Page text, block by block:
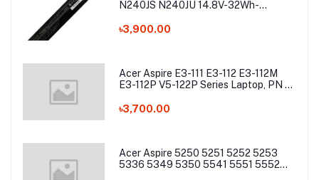
N240JS N240JU 14.8V-32Wh-
৳3,900.00
Acer Aspire E3-111 E3-112 E3-112M
E3-112P V5-122P Series Laptop, PN -
৳3,700.00
Acer Aspire 5250 5251 5252 5253
5336 5349 5350 5541 5551 5552